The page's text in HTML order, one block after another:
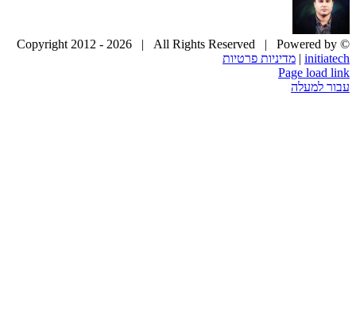
© Copyright 2012 -
2026 | All Rights Reserved | Powered by
initiatech
| מדיניות פרטיות
Page load link
עבור למעלה